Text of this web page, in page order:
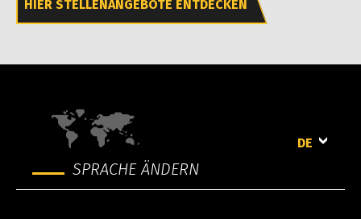
HIER STELLENANGEBOTE ENTDECKEN
SPRACHE ÄNDERN
DE